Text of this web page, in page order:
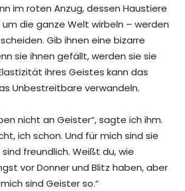
im roten Anzug, dessen Haustiere
um die ganze Welt wirbeln – werden
Gib ihnen eine bizarre
sie ihnen gefällt, werden sie sie
ihres Geistes kann das
Unbestreitbare verwandeln.
nicht an Geister“, sagte ich ihm.
ich schon. Und für mich sind sie
freundlich. Weißt du, wie
vor Donner und Blitz haben, aber
sind Geister so.“